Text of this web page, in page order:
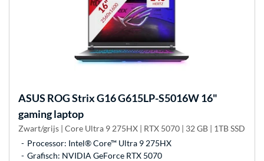
ASUS ROG Strix G16 G615LP-S5016W 16"
gaming laptop
Zwart/grijs | Core Ultra 9 275HX | RTX 5070 | 32 GB | 1TB SSD
Processor: Intel® Core™ Ultra 9 275HX
Grafisch: NVIDIA GeForce RTX 5070